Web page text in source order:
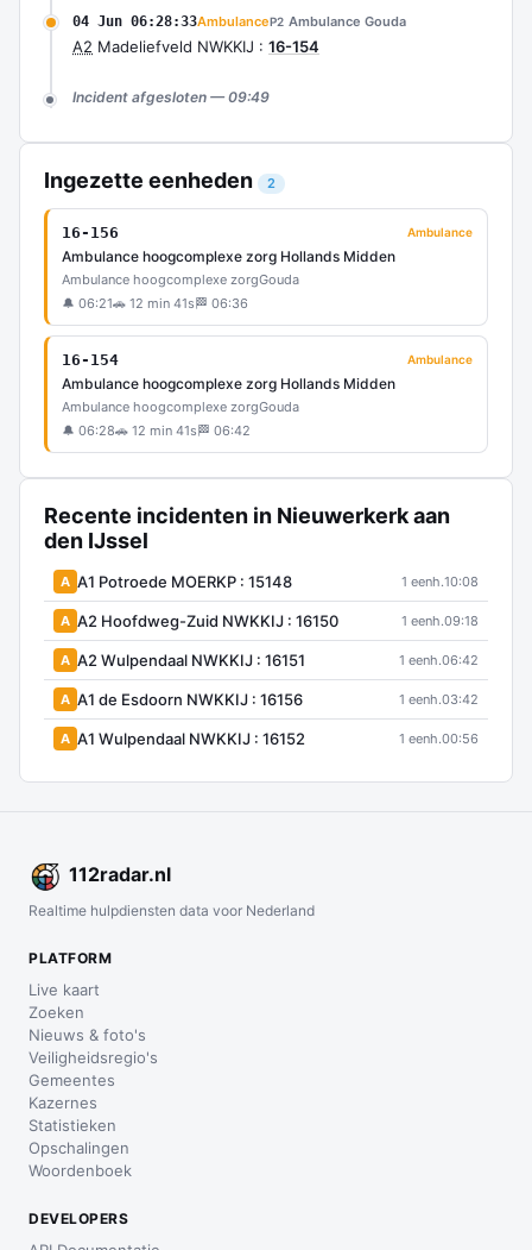
04 Jun 06:28:33AmbulanceP2 Ambulance Gouda
A2 Madeliefveld NWKKIJ : 16-154
Incident afgesloten — 09:49
Ingezette eenheden 2
16-156 Ambulance
Ambulance hoogcomplexe zorg Hollands Midden
Ambulance hoogcomplexe zorgGouda
🔔 06:21🚗 12 min 41s 🏁 06:36
16-154 Ambulance
Ambulance hoogcomplexe zorg Hollands Midden
Ambulance hoogcomplexe zorgGouda
🔔 06:28🚗 12 min 41s 🏁 06:42
Recente incidenten in Nieuwerkerk aan
den IJssel
A A1 Potroede MOERKP : 15148 1 eenh.10:08
A A2 Hoofdweg-Zuid NWKKIJ : 16150 1 eenh.09:18
A A2 Wulpendaal NWKKIJ : 16151 1 eenh.06:42
A A1 de Esdoorn NWKKIJ : 16156 1 eenh.03:42
A A1 Wulpendaal NWKKIJ : 16152 1 eenh.00:56
112radar.nl
Realtime hulpdiensten data voor Nederland
PLATFORM
Live kaart
Zoeken
Nieuws & foto's
Veiligheidsregio's
Gemeentes
Kazernes
Statistieken
Opschalingen
Woordenboek
DEVELOPERS